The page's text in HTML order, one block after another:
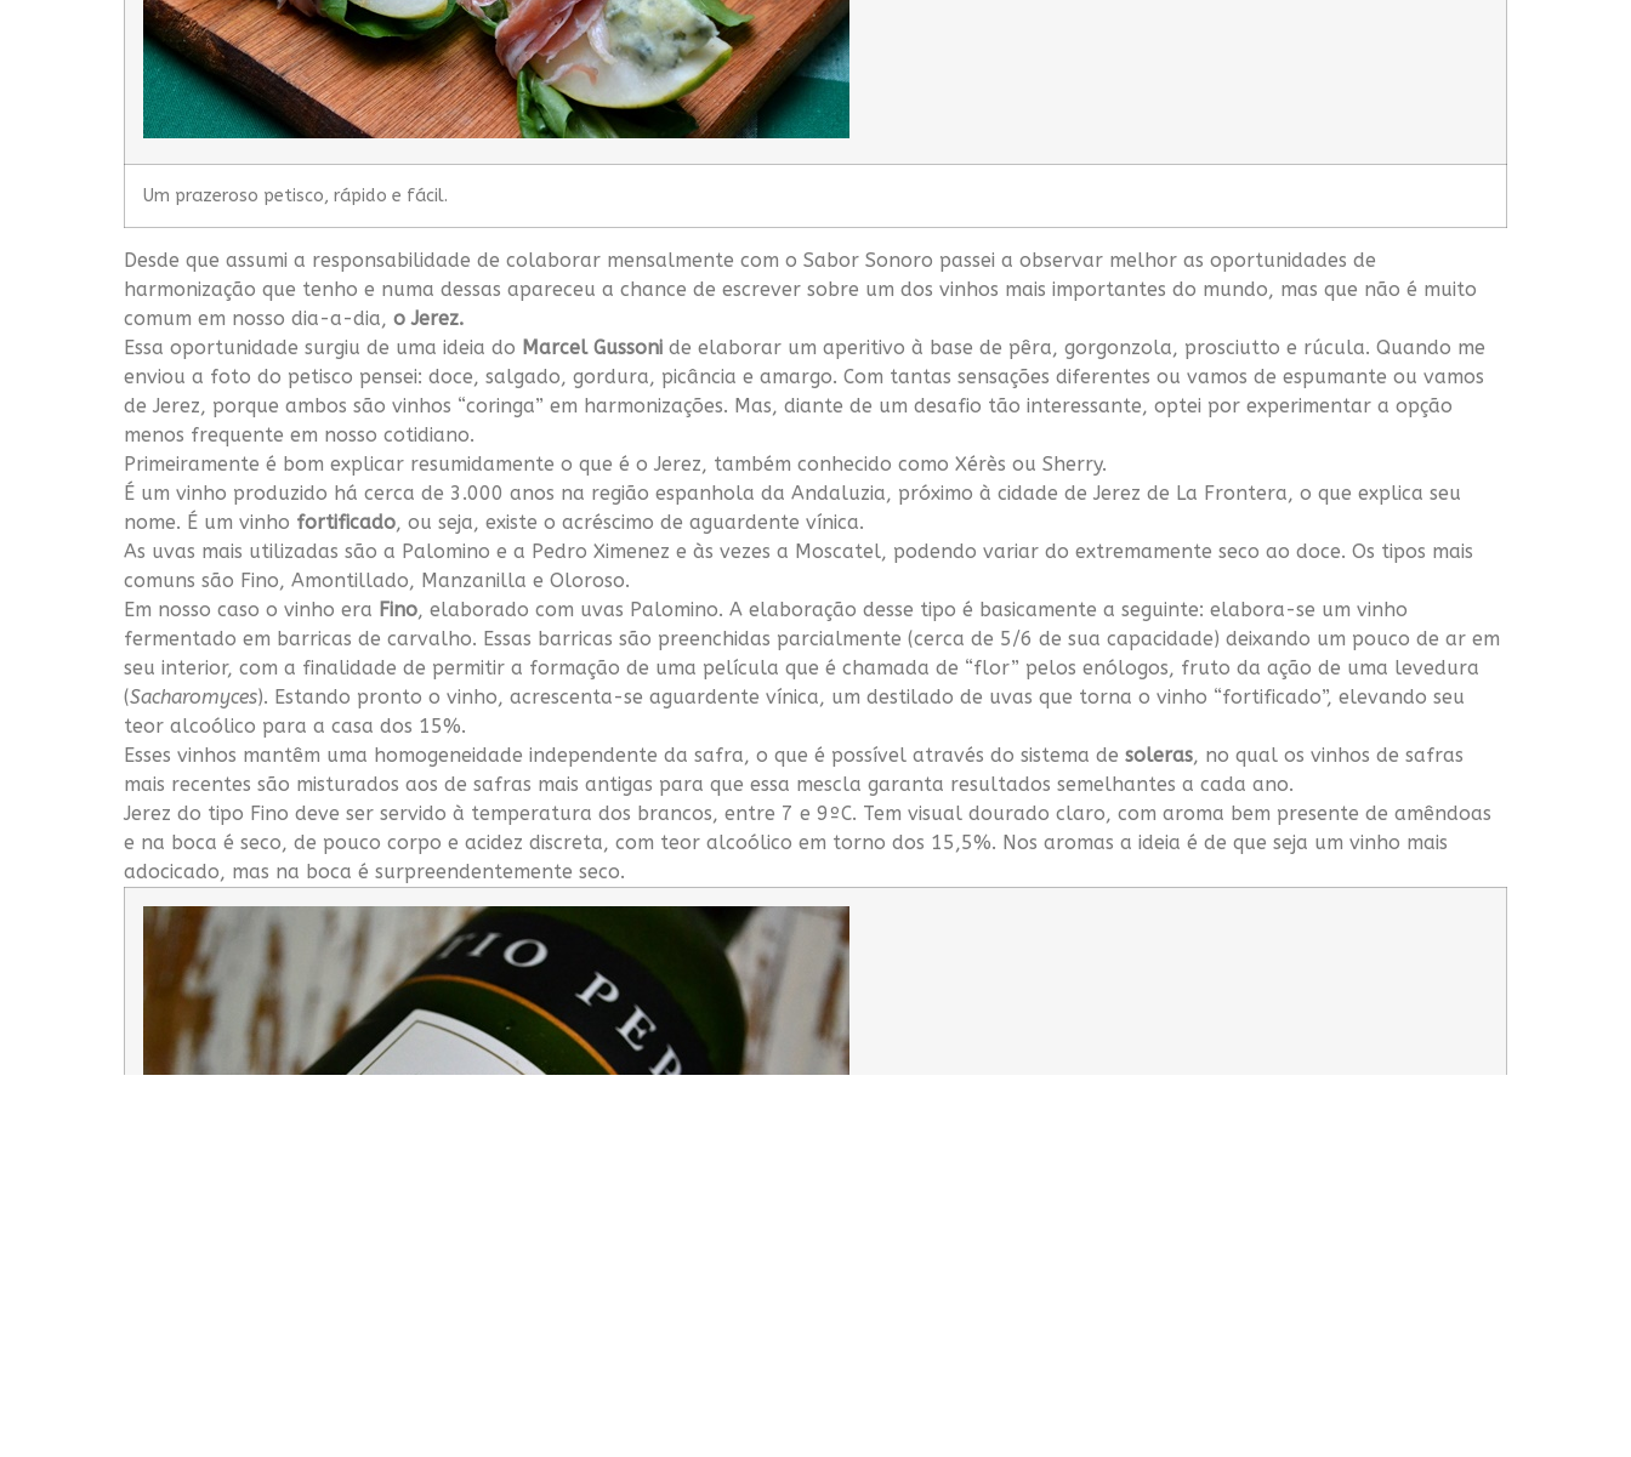
Um prazeroso petisco, rápido e fácil.
Desde que assumi a responsabilidade de colaborar mensalmente com o Sabor Sonoro passei a observar melhor as oportunidades de
harmonização que tenho e numa dessas apareceu a chance de escrever sobre um dos vinhos mais importantes do mundo, mas que não é muito
comum em nosso dia-a-dia, o Jerez.
Essa oportunidade surgiu de uma ideia do Marcel Gussoni de elaborar um aperitivo à base de pêra, gorgonzola, prosciutto e rúcula. Quando me
enviou a foto do petisco pensei: doce, salgado, gordura, picância e amargo. Com tantas sensações diferentes ou vamos de espumante ou vamos
de Jerez, porque ambos são vinhos “coringa” em harmonizações. Mas, diante de um desafio tão interessante, optei por experimentar a opção
menos frequente em nosso cotidiano.
Primeiramente é bom explicar resumidamente o que é o Jerez, também conhecido como Xérès ou Sherry.
É um vinho produzido há cerca de 3.000 anos na região espanhola da Andaluzia, próximo à cidade de Jerez de La Frontera, o que explica seu
nome. É um vinho fortificado, ou seja, existe o acréscimo de aguardente vínica.
As uvas mais utilizadas são a Palomino e a Pedro Ximenez e às vezes a Moscatel, podendo variar do extremamente seco ao doce. Os tipos mais
comuns são Fino, Amontillado, Manzanilla e Oloroso.
Em nosso caso o vinho era Fino, elaborado com uvas Palomino. A elaboração desse tipo é basicamente a seguinte: elabora-se um vinho
fermentado em barricas de carvalho. Essas barricas são preenchidas parcialmente (cerca de 5/6 de sua capacidade) deixando um pouco de ar em
seu interior, com a finalidade de permitir a formação de uma película que é chamada de “flor” pelos enólogos, fruto da ação de uma levedura
(Sacharomyces). Estando pronto o vinho, acrescenta-se aguardente vínica, um destilado de uvas que torna o vinho “fortificado”, elevando seu
teor alcoólico para a casa dos 15%.
Esses vinhos mantêm uma homogeneidade independente da safra, o que é possível através do sistema de soleras, no qual os vinhos de safras
mais recentes são misturados aos de safras mais antigas para que essa mescla garanta resultados semelhantes a cada ano.
Jerez do tipo Fino deve ser servido à temperatura dos brancos, entre 7 e 9ºC. Tem visual dourado claro, com aroma bem presente de amêndoas
e na boca é seco, de pouco corpo e acidez discreta, com teor alcoólico em torno dos 15,5%. Nos aromas a ideia é de que seja um vinho mais
adocicado, mas na boca é surpreendentemente seco.